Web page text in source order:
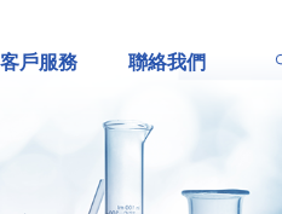
客戶服務 聯絡我們